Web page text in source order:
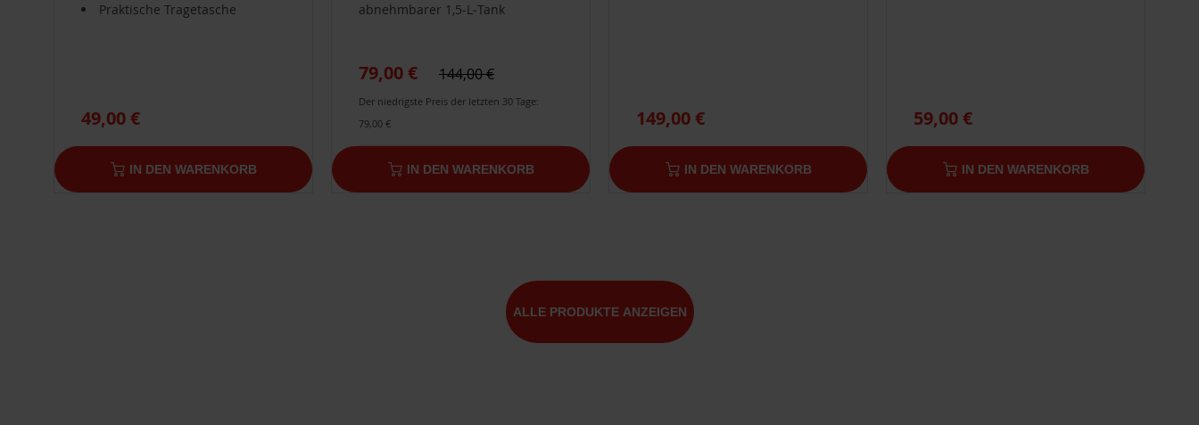
Praktische Tragetasche
49,00 €
IN DEN WARENKORB
abnehmbarer 1,5‑L‑Tank
79,00 € 144,00 €
Der niedrigste Preis der letzten 30 Tage:
79,00 €
IN DEN WARENKORB
149,00 €
IN DEN WARENKORB
59,00 €
IN DEN WARENKORB
ALLE PRODUKTE ANZEIGEN